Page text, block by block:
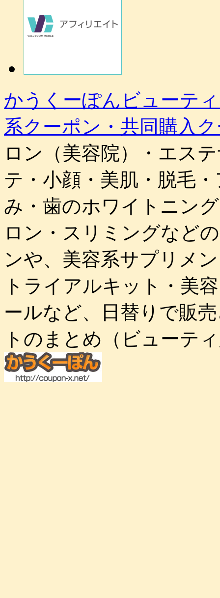
かうくーぽんビューテ
系クーポン・共同購入
ロン（美容院）・エス
テ・小顔・美肌・脱毛
み・歯のホワイトニン
ロン・スリミングなど
ンや、美容系サプリメ
トライアルキット・美
ールなど、日替りで販
トのまとめ（ビューテ